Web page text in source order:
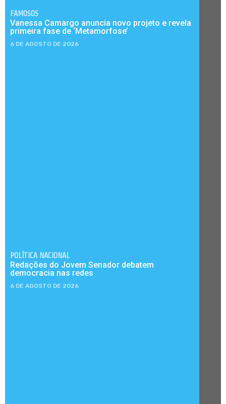
FAMOSOS
Vanessa Camargo anuncia novo projeto e revela
primeira fase de ‘Metamorfose’
6 DE AGOSTO DE 2026
POLÍTICA NACIONAL
Redações do Jovem Senador debatem
democracia nas redes
6 DE AGOSTO DE 2026